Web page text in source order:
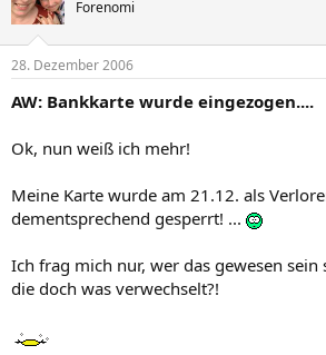
Forenomi
28. Dezember 2006
AW: Bankkarte wurde eingezogen....
Ok, nun weiß ich mehr!
Meine Karte wurde am 21.12. als
dementsprechend gesperrt! ...
Ich frag mich nur, wer das gewesen sein
die doch was verwechselt?!